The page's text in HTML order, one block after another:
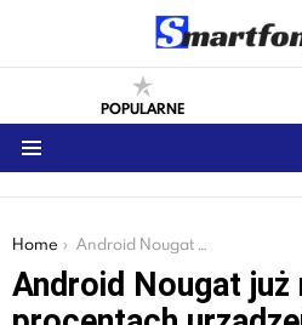
POPULARNE
You are here:
Home Android Nougat już na ponad 7 procentach urządzeń
Android Nougat już